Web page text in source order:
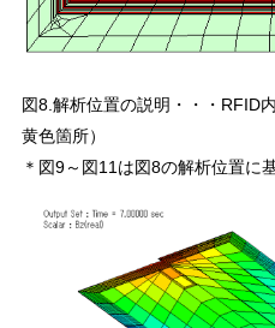
図8.解析位置の説明・・・RFID
黄色箇所）
＊図9～図11は図8の解析位置に